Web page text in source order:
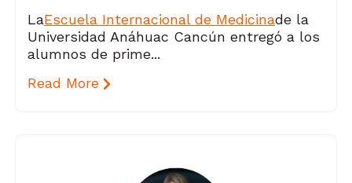
LaEscuela Internacional de Medicinade la
Universidad Anáhuac Cancún entregó a los
alumnos de prime...
Read More